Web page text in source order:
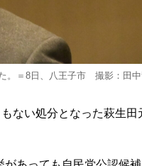
。＝8日、八王子市 撮影：田
ない処分となった萩生田